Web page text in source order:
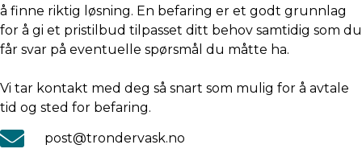
å finne riktig løsning. En befaring er et godt grunnlag
for å gi et pristilbud tilpasset ditt behov samtidig som du
får svar på eventuelle spørsmål du måtte ha.
Vi tar kontakt med deg så snart som mulig for å avtale
tid og sted for befaring.
post@trondervask.no